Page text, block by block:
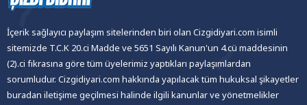
İçerik sağlayıcı paylaşım sitelerinden biri olan Cizgidiyari.com isimli
sitemizde T.C.K 20.ci Madde ve 5651 Sayılı Kanun'un 4.cü maddesinin
(2).ci fıkrasına göre tüm üyelerimiz yaptıkları paylaşımlardan
sorumludur. Cizgidiyari.com hakkında yapılacak tüm hukuksal şikayetler
buradan iletişime geçilmesi halinde ilgili kanunlar ve yönetmelikler